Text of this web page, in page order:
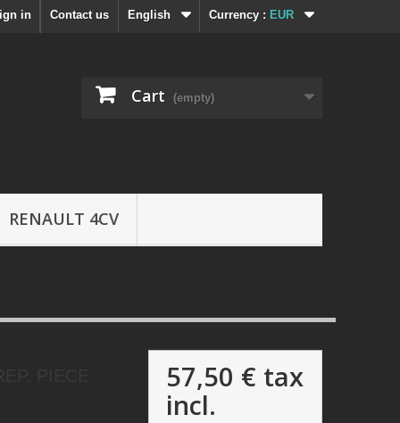
Currency : EUR
English
Contact us
in
Cart (empty)
RENAULT 4CV
57,50 € tax
incl.